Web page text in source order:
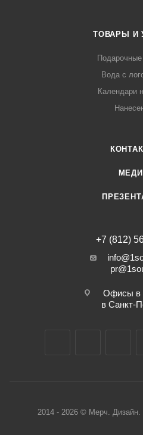
ТОВАРЫ И
Вода с
Календари
+7 (812)
Офисы в
в Санкт-
2014 - 2026 © Мерч. Дизайн.